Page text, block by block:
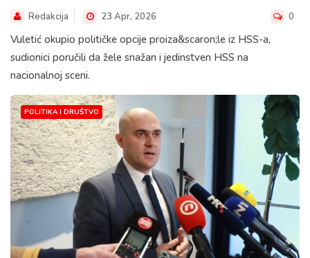
Redakcija 23 Apr, 2026 0
Vuletić okupio političke opcije proiza&scaron;le iz HSS-a,
sudionici poručili da žele snažan i jedinstven HSS na
nacionalnoj sceni.
POLITIKA I DRUŠTVO